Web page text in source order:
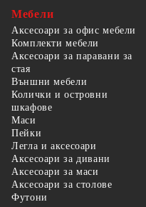
Мебели
Аксесоари за офис мебели
Комплекти мебели
Аксесоари за паравани за
стая
Външни мебели
Колички и островни
шкафове
Маси
Пейки
Легла и аксесоари
Аксесоари за дивани
Аксесоари за маси
Аксесоари за столове
Футони